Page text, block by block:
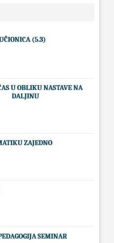
(5.3)
U OBLIKU NASTAVE NA
DALJINU
ZAJEDNO
SEMINAR